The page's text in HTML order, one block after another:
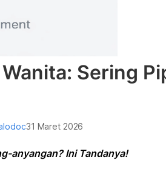
Sering
31 Maret 2026
anyangan? Ini Tandanya!